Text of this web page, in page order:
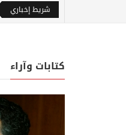
شريط إخباري
كتابات وآراء